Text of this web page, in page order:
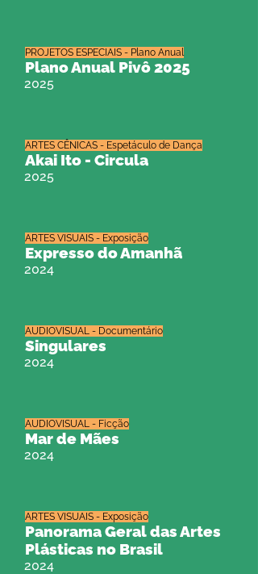
Plano Anual Pivô 2025
2025
PROJETOS ESPECIAIS - Plano Anual
Akai Ito - Circula
2025
ARTES CÊNICAS - Espetáculo de Dança
Expresso do Amanhã
2024
ARTES VISUAIS - Exposição
Singulares
2024
AUDIOVISUAL - Documentário
Mar de Mães
2024
AUDIOVISUAL - Ficção
Panorama Geral das Artes
Plásticas no Brasil
2024
ARTES VISUAIS - Exposição